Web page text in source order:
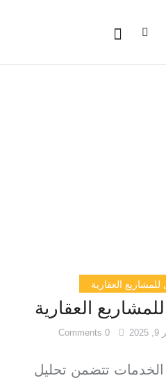
العقارية
العقارية
0
Comments
تتضمن تحليل